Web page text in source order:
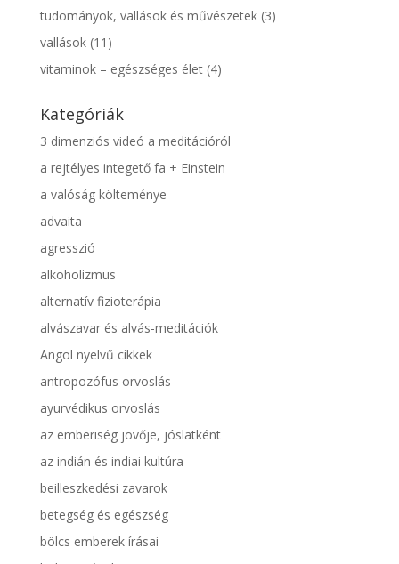
tudományok, vallások és művészetek(3)
vallások(11)
vitaminok – egészséges élet(4)
Kategóriák
3 dimenziós videó a meditációról
a rejtélyes integető fa + Einstein
a valóság költeménye
advaita
agresszió
alkoholizmus
alternatív fizioterápia
alvászavar és alvás-meditációk
Angol nyelvű cikkek
antropozófus orvoslás
ayurvédikus orvoslás
az emberiség jövője, jóslatként
az indián és indiai kultúra
beilleszkedési zavarok
betegség és egészség
bölcs emberek írásai